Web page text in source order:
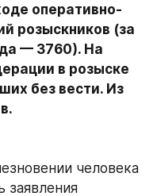
оперативно-
розыскников (за
— 3760). На
в розыске
без вести. Из
человека
заявления